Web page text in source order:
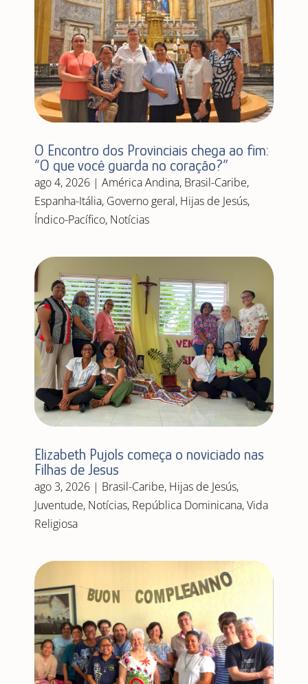
O Encontro dos Provinciais chega ao fim:
“O que você guarda no coração?”
ago 4, 2026| América Andina, Brasil-Caribe,
Espanha-Itália, Governo geral, Hijas de Jesús,
Índico-Pacífico, Notícias
Elizabeth Pujols começa o noviciado nas
Filhas de Jesus
ago 3, 2026| Brasil-Caribe, Hijas de Jesús,
Juventude, Notícias, República Dominicana,Vida
Religiosa